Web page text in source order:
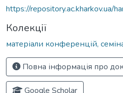
https://
Колекції
матеріали конференцій,
Повна інформація про
Google Scholar